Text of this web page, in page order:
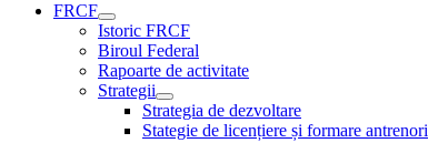
FRCF
Istoric FRCF
Biroul Federal
Rapoarte de activitate
Strategii
Strategia de dezvoltare
Stategie de licențiere și formare antrenori